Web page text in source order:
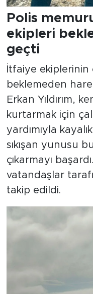
Polis
ekipleri
geçti
İtfaiye ekiplerinin
beklemeden
Erkan Yıldırım,
kurtarmak için
yardımıyla
sıkışan yunusu
çıkarmayı
vatandaşlar
takip edildi.